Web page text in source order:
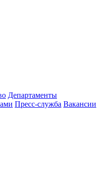
Департаменты
Пресс-служба Вакансии